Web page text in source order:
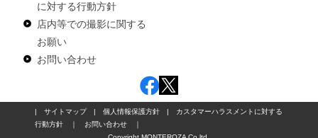
に対する行動方針
店内等での撮影に関する
お願い
お問い合わせ
| サイトマップ| 個人情報保護方針|
カスタマーハラスメントに対する
行動方針｜ お問い合わせ｜